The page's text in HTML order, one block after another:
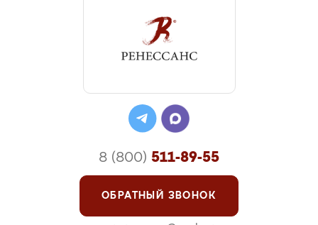
8 (800) 511-89-55
ОБРАТНЫЙ ЗВОНОК